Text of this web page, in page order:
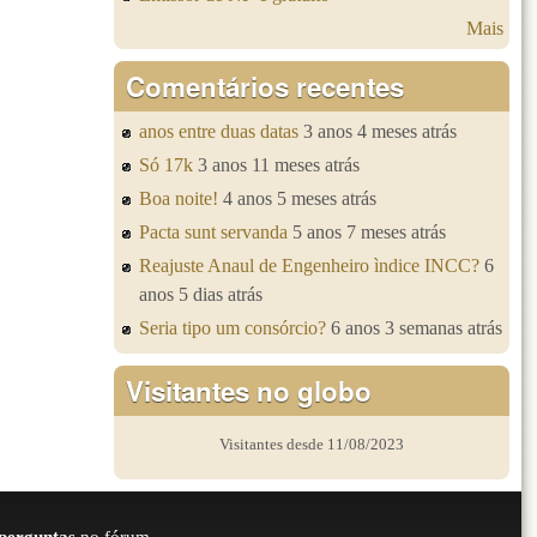
Mais
Comentários recentes
anos entre duas datas 3 anos 4 meses atrás
Só 17k 3 anos 11 meses atrás
Boa noite! 4 anos 5 meses atrás
Pacta sunt servanda 5 anos 7 meses atrás
Reajuste Anaul de Engenheiro ìndice INCC? 6
anos 5 dias atrás
Seria tipo um consórcio? 6 anos 3 semanas atrás
Visitantes no globo
Visitantes desde 11/08/2023